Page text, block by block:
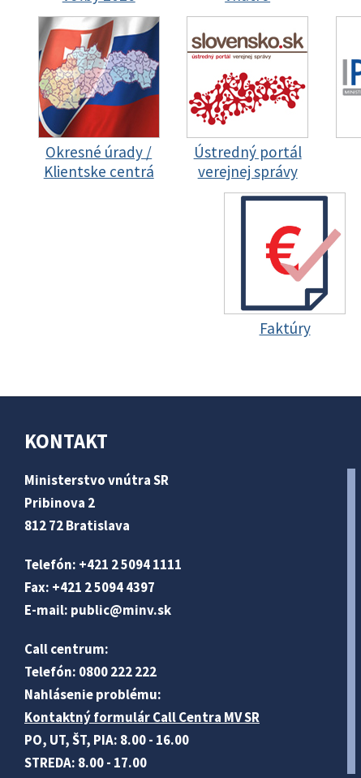
Okresné úrady /
Klientske centrá
Ústredný portál
verejnej správy
Faktúry
KONTAKT
Ministerstvo vnútra SR
Pribinova 2
812 72 Bratislava
Telefón: +421 2 5094 1111
Fax: +421 2 5094 4397
E-mail: public@minv.sk
Call centrum:
Telefón: 0800 222 222
Nahlásenie problému:
Kontaktný formulár Call Centra MV SR
PO, UT, ŠT, PIA: 8.00 - 16.00
STREDA: 8.00 - 17.00